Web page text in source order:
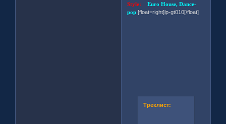
Style:Euro House, Dance-
pop[float=right]lp-gt010[/float]
Треклист: